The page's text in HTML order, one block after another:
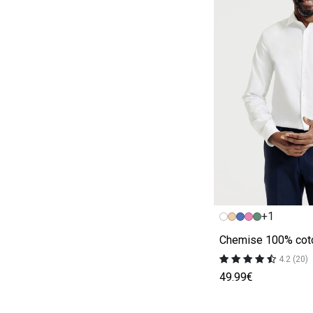
Image précédente
Image suivante
+1
4.2 (20)
49.99€